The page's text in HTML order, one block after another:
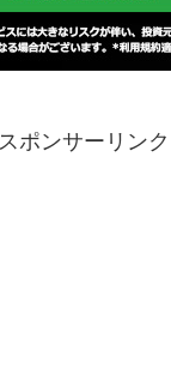
スポンサーリンク